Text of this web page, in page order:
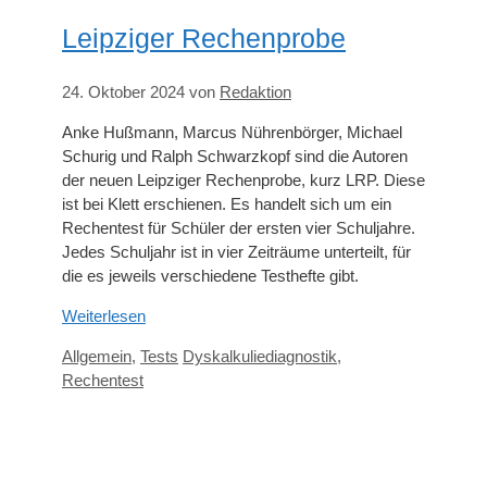
Leipziger Rechenprobe
24. Oktober 2024 von Redaktion
Anke Hußmann, Marcus Nührenbörger, Michael
Schurig und Ralph Schwarzkopf sind die Autoren
der neuen Leipziger Rechenprobe, kurz LRP. Diese
ist bei Klett erschienen. Es handelt sich um ein
Rechentest für Schüler der ersten vier Schuljahre.
Jedes Schuljahr ist in vier Zeiträume unterteilt, für
die es jeweils verschiedene Testhefte gibt.
Weiterlesen
Kategorien
Allgemein, Tests Schlagwörter
Dyskalkuliediagnostik,
Rechentest